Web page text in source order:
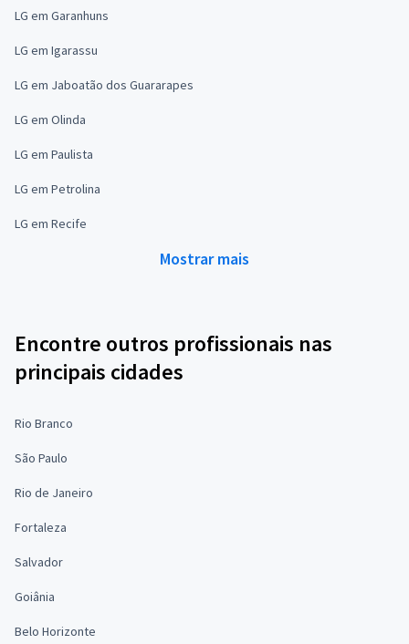
LG em Garanhuns
LG em Igarassu
LG em Jaboatão dos Guararapes
LG em Olinda
LG em Paulista
LG em Petrolina
LG em Recife
Mostrar mais
Encontre outros profissionais nas
principais cidades
Rio Branco
São Paulo
Rio de Janeiro
Fortaleza
Salvador
Goiânia
Belo Horizonte